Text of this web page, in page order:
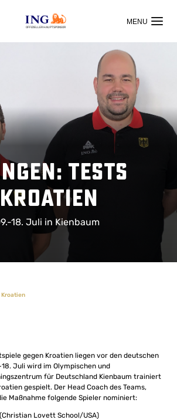
OFFIZIELLER HAUPTSPONSOR
Tests
18. Juli in Kienbaum
Kroatien
gegen Kroatien liegen vor den deutschen
18. Juli wird im Olympischen und
für Deutschland Kienbaum trainiert
gespielt. Der Head Coach des Teams,
Maßnahme folgende Spieler nominiert:
Lovett School/USA)